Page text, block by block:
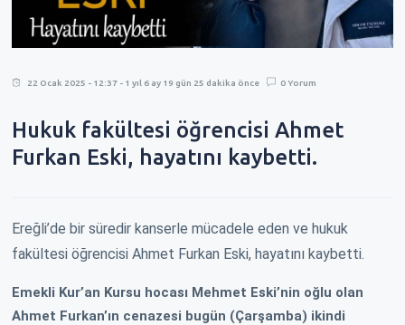
22 Ocak 2025 - 12:37 - 1 yıl 6 ay 19 gün 25 dakika önce 0 Yorum
Hukuk fakültesi öğrencisi Ahmet
Furkan Eski, hayatını kaybetti.
Ereğli’de bir süredir kanserle mücadele eden ve hukuk
fakültesi öğrencisi Ahmet Furkan Eski, hayatını kaybetti.
Emekli Kur’an Kursu hocası Mehmet Eski’nin oğlu olan
Ahmet Furkan’ın cenazesi bugün (Çarşamba) ikindi